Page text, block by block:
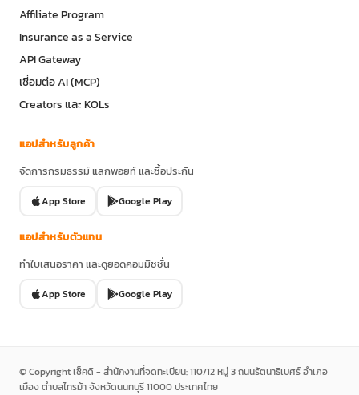
Affiliate Program
Insurance as a Service
API Gateway
เชื่อมต่อ AI (MCP)
Creators และ KOLs
แอปสำหรับลูกค้า
จัดการกรมธรรม์ แลกพอยท์ และซื้อประกัน
App Store Google Play
แอปสำหรับตัวแทน
ทำใบเสนอราคา และดูยอดคอมมิชชั่น
App Store Google Play
© Copyright เช็คดิ - สำนักงานที่จดทะเบียน: 110/12 หมู่ 3 ถนนรัตนาธิเบศร์ อำเภอ
เมือง ตำบลไทรม้า จังหวัดนนทบุรี 11000 ประเทศไทย